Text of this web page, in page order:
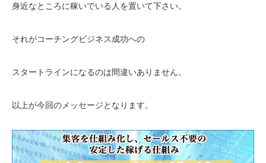
身近なところに稼いでいる人を置いて下さい。
それがコーチングビジネス成功への
スタートラインになるのは間違いありません。
以上が今回のメッセージとなります。